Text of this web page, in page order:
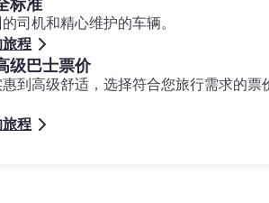
司机和精心维护的车辆。
程
级巴士票价
惠到高级舒适，选择符合您旅行需求的票
程